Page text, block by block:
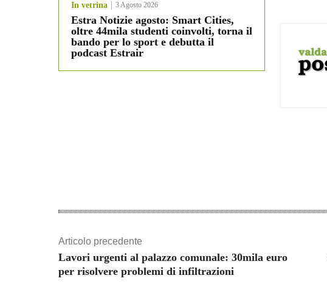
In vetrina 3 Agosto 2026
Estra Notizie agosto: Smart Cities,
oltre 44mila studenti coinvolti, torna il
bando per lo sport e debutta il
podcast Estrair
Articolo precedente
Lavori urgenti al palazzo comunale: 30mila euro
per risolvere problemi di infiltrazioni